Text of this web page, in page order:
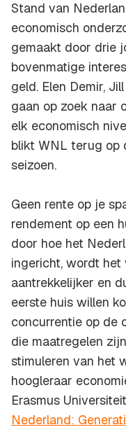
Stand van
economisch
gemaakt door drie
bovenmatige
geld. Elen Demir,
gaan op zoek naar
elk economisch
blikt WNL terug op
seizoen.
Geen rente op je
rendement op een
door hoe het
ingericht, wordt het
aantrekkelijker en
eerste huis willen
concurrentie op de
die maatregelen
stimuleren van het
hoogleraar
Erasmus
Nederland: